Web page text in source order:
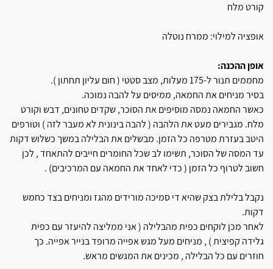
קורט מלח
אופציה למילוי: ממרח נוטלה
אופן ההכנה:
מחממים תנור ל-175 מעלות, מצב סטטי ( חום עליון תחתון ).
בסיר מניחים את החמאה, ממיסים על להבה נמוכה.
כאשר החמאה נמסה מוסיפים את הסוכר, שקדים טחונים, דבש וקורט
מלח. מגבירים מעט את הלהבה ( להבה בינונית לא מעבר לזה ) וטורפים
היטב בעזרת מטרפה כל הזמן. מבשלים את הבלילה במשך כשלוש דקות
עד המסה של הסוכר, תשימו לב שכל החומרים חייבים להתאחד , לכן
חשוב לטרוף כל הזמן ( כדי לאחד את החמאה עם המרכיבים) .
נקבל בלילת בצק שהיא די סמיכה מורידים מהגז ומניחים בצד כחמש
דקות.
לאחר מכן לוקחים כפית מהבלילה ( אני ממליצה להיעזר עם כפית
גלידה קפיצית ) , מניחים מעל מגש אפייה מרופד בנייר אפייה. כך
חוזרים עם כל הבלילה , מכינים את המגשים מראש.